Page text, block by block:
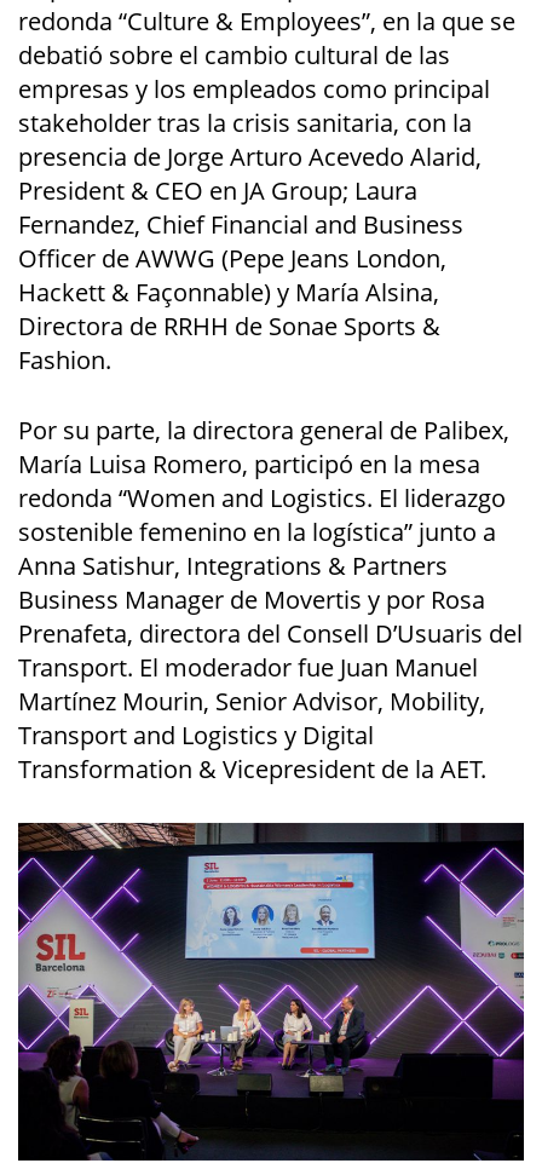
redonda “Culture & Employees”, en la que se
debatió sobre el cambio cultural de las
empresas y los empleados como principal
stakeholder tras la crisis sanitaria, con la
presencia de Jorge Arturo Acevedo Alarid,
President & CEO en JA Group; Laura
Fernandez, Chief Financial and Business
Officer de AWWG (Pepe Jeans London,
Hackett & Façonnable) y María Alsina,
Directora de RRHH de Sonae Sports &
Fashion.
Por su parte, la directora general de Palibex,
María Luisa Romero, participó en la mesa
redonda “Women and Logistics. El liderazgo
sostenible femenino en la logística” junto a
Anna Satishur, Integrations & Partners
Business Manager de Movertis y por Rosa
Prenafeta, directora del Consell D’Usuaris del
Transport. El moderador fue Juan Manuel
Martínez Mourin, Senior Advisor, Mobility,
Transport and Logistics y Digital
Transformation & Vicepresident de la AET.